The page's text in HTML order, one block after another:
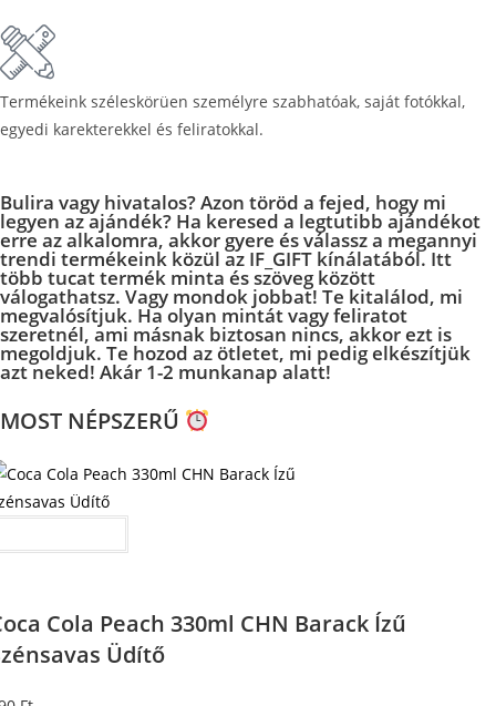
Termékeink széleskörüen személyre szabhatóak, saját fotókkal,
egyedi karekterekkel és feliratokkal.
Bulira vagy hivatalos? Azon töröd a fejed, hogy mi
legyen az ajándék? Ha keresed a legtutibb ajándékot
erre az alkalomra, akkor gyere és válassz a megannyi
trendi termékeink közül az IF_GIFT kínálatából. Itt
több tucat termék minta és szöveg között
válogathatsz. Vagy mondok jobbat! Te kitalálod, mi
megvalósítjuk. Ha olyan mintát vagy feliratot
szeretnél, ami másnak biztosan nincs, akkor ezt is
megoldjuk. Te hozod az ötletet, mi pedig elkészítjük
azt neked! Akár 1-2 munkanap alatt!
MOST NÉPSZERŰ
Cola Peach 330ml CHN Barack Ízű
Üdítő